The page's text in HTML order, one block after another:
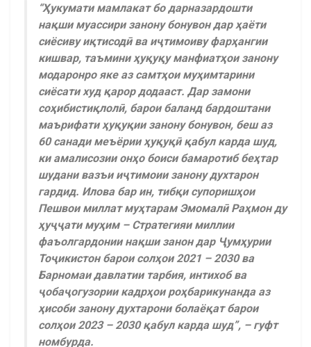
“Ҳукумати мамлакат бо дарназардошти
нақши муассири занону бонувон дар ҳаёти
сиёсиву иқтисодӣ ва иҷтимоиву фарҳангии
кишвар, таъмини ҳуқуқу манфиатҳои занону
модаронро яке аз самтҳои муҳимтарини
сиёсати худ қарор додааст. Дар замони
соҳибистиқлолӣ, барои баланд бардоштани
маърифати ҳуқуқии занону бонувон, беш аз
60 санади меъёрии ҳуқуқӣ қабул карда шуд,
ки амалисозии онҳо боиси бамаротиб беҳтар
шудани вазъи иҷтимоии занону духтарон
гардид. Илова бар ин, тибқи супоришҳои
Пешвои миллат муҳтарам Эмомалӣ Раҳмон ду
ҳуҷҷати муҳим – Стратегияи миллии
фаъолгардонии нақши занон дар Ҷумҳурии
Тоҷикистон барои солҳои 2021 – 2030 ва
Барномаи давлатии тарбия, интихоб ва
ҷобаҷогузории кадрҳои роҳбарикунанда аз
ҳисоби занону духтарони болаёқат барои
солҳои 2023 – 2030 қабул карда шуд”, – гуфт
номбурда.